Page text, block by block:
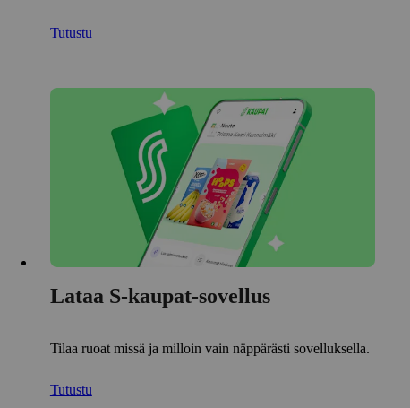
Tutustu
Lataa S-kaupat-sovellus
Tilaa ruoat missä ja milloin vain näppärästi sovelluksella.
Tutustu